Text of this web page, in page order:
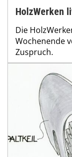
HolzWerken
Die
Wochenende
Zuspruch.